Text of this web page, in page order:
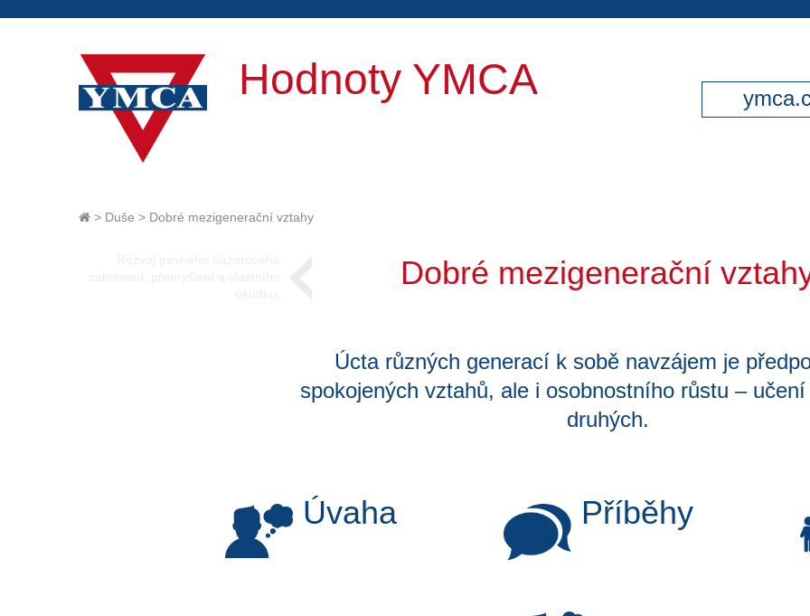
Hodnoty YMCA
> Duše > Dobré mezigenerační vztahy
Dobré mezigenerační
Úcta různých generací k sobě navzájem je
spokojených vztahů, ale i osobnostního růstu –
druhých.
Úvaha Příběhy